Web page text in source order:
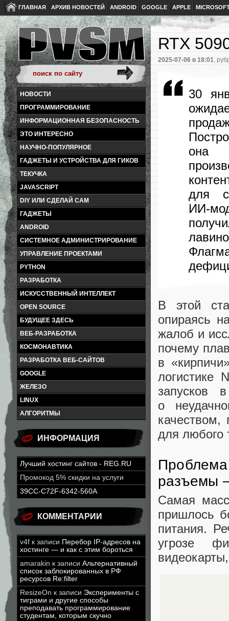
ГЛАВНАЯ АРХИВ НОВОСТЕЙ ANDROID GOOGLE APPLE
НОВОСТИ
ПРОГРАММИРОВАНИЕ
ИНФОРМАЦИОННАЯ БЕЗОПАСНОСТЬ
ЭТО ИНТЕРЕСНО
НАУЧНО-ПОПУЛЯРНОЕ
ГАДЖЕТЫ И УСТРОЙСТВА ДЛЯ ГИКОВ
ТЕКУЧКА
JAVASCRIPT
DIY ИЛИ СДЕЛАЙ САМ
ГАДЖЕТЫ
ANDROID
СИСТЕМНОЕ АДМИНИСТРИРОВАНИЕ
УПРАВЛЕНИЕ ПРОЕКТАМИ
PYTHON
РАЗРАБОТКА
ИСКУССТВЕННЫЙ ИНТЕЛЛЕКТ
OPEN SOURCE
БУДУЩЕЕ ЗДЕСЬ
ВЕБ-РАЗРАБОТКА
КОСМОНАВТИКА
РАЗРАБОТКА ВЕБ-САЙТОВ
GOOGLE
ЖЕЛЕЗО
LINUX
АЛГОРИТМЫ
ИНФОРМАЦИЯ
Лучший хостинг сайтов - REG.RU
Промокод 5% скидки на услуги
39CC-C72F-6342-560A
КОММЕНТАРИИ
v4f к записи Перебор IP-адресов на
хостинге — и как с этим бороться
amarakin к записи Альтернативный
список заблокированных в РФ
ресурсов Re:filter
ResizeOn к записи Эксперименты с
тиграми и другие способы
преподавать программирование
студентам, которым скучно
RTX
2025-07-06 в 18:01,
30
она
для
В этой
опираясь
жалоб и
почему
в
логистике
запусков
о
качеством,
для любого
разъемы
Самая
пришлось
питания.
угрозе